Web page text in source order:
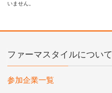
いません。
ファーマスタイルについて
参加企業一覧